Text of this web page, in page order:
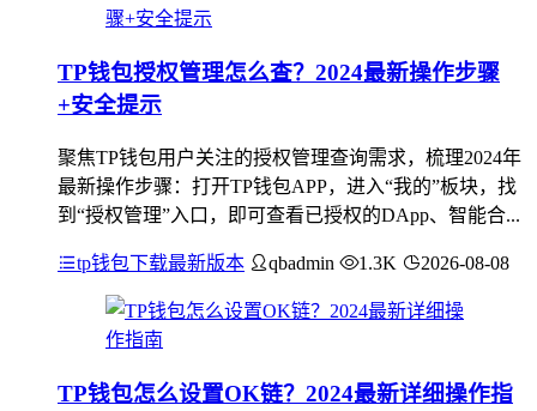
TP钱包授权管理怎么查？2024最新操作步骤
+安全提示
聚焦TP钱包用户关注的授权管理查询需求，梳理2024年
最新操作步骤：打开TP钱包APP，进入“我的”板块，找
到“授权管理”入口，即可查看已授权的DApp、智能合...
tp钱包下载最新版本 qbadmin 1.3K 2026-08-08
TP钱包怎么设置OK链？2024最新详细操作指